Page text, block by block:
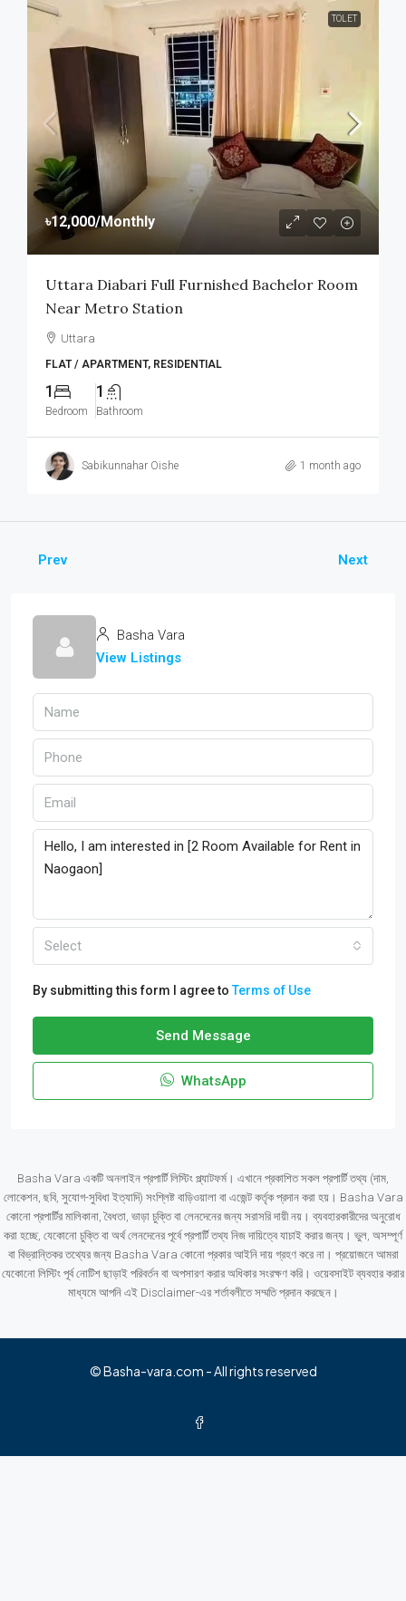
TOLET
৳12,000/Monthly
Uttara Diabari Full Furnished Bachelor Room
Near Metro Station
Uttara
FLAT / APARTMENT, RESIDENTIAL
1
Bedroom
1
Bathroom
Sabikunnahar Oishe 1 month ago
Prev Next
Basha Vara
View Listings
Select
By submitting this form I agree toTerms of Use
Send Message
WhatsApp
Basha Vara একটি অনলাইন প্রপার্টি লিস্টিং প্ল্যাটফর্ম। এখানে প্রকাশিত সকল প্রপার্টি তথ্য (দাম,
লোকেশন, ছবি, সুযোগ-সুবিধা ইত্যাদি) সংশ্লিষ্ট বাড়িওয়ালা বা এজেন্ট কর্তৃক প্রদান করা হয়। Basha Vara
কোনো প্রপার্টির মালিকানা, বৈধতা, ভাড়া চুক্তি বা লেনদেনের জন্য সরাসরি দায়ী নয়। ব্যবহারকারীদের অনুরোধ
করা হচ্ছে, যেকোনো চুক্তি বা অর্থ লেনদেনের পূর্বে প্রপার্টি তথ্য নিজ দায়িত্বে যাচাই করার জন্য। ভুল, অসম্পূর্ণ
বা বিভ্রান্তিকর তথ্যের জন্য Basha Vara কোনো প্রকার আইনি দায় গ্রহণ করে না। প্রয়োজনে আমরা
যেকোনো লিস্টিং পূর্ব নোটিশ ছাড়াই পরিবর্তন বা অপসারণ করার অধিকার সংরক্ষণ করি। ওয়েবসাইট ব্যবহার করার
মাধ্যমে আপনি এই Disclaimer-এর শর্তাবলীতে সম্মতি প্রদান করছেন।
© Basha-vara.com - All rights reserved